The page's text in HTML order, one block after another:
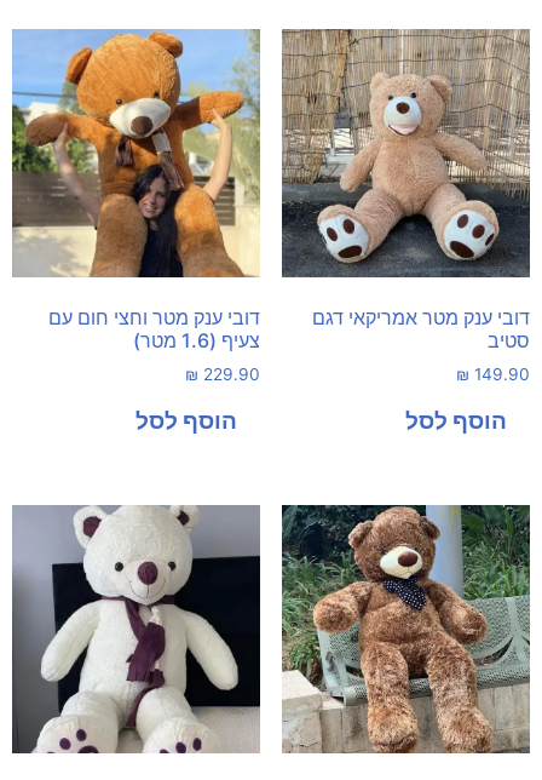
דובי ענק מטר אמריקאי דגם
סטיב
₪ 149.90
דובי ענק מטר וחצי חום עם
צעיף (1.6 מטר)
₪ 229.90